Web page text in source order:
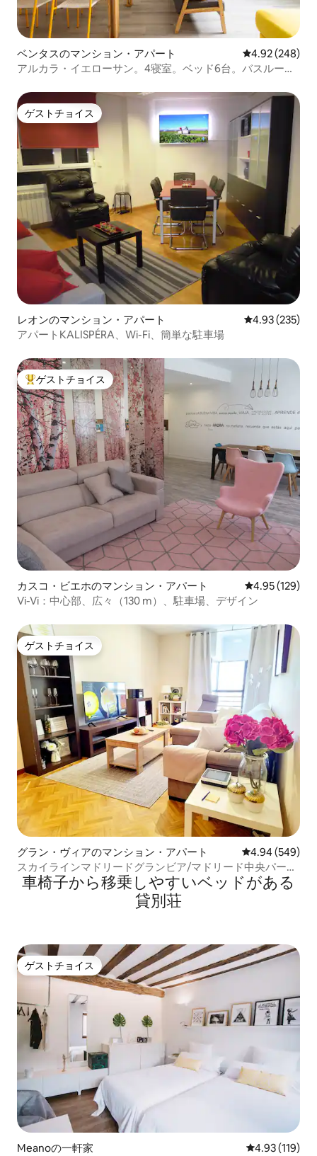
ベンタスのマンション・アパート レビュー248
4.92 (248)
アルカラ・イエローサン。4寝室。ベッド6台。バスルーム
ゲストチョイス
ゲストチョイス
レオンのマンション・アパート レビュー235
4.93 (235)
アパートKALISPÉRA、Wi-Fi、簡単な駐車場
大好評のゲストチョイスです。
ゲストチョイス
カスコ・ビエホのマンション・アパート レビュー129
4.95 (129)
Vi-Vi：中心部、広々（130 m）、駐車場、デザイン
ゲストチョイス
ゲストチョイス
グラン・ヴィアのマンション・アパート レビュー549
4.94 (549)
スカイラインマドリードグランビア/マドリード中央パーキ
ング。
車椅子から移乗しやすいベッドがある
貸別荘
ゲストチョイス
ゲストチョイス
Meanoの一軒家 レビュー119
4.93 (119)